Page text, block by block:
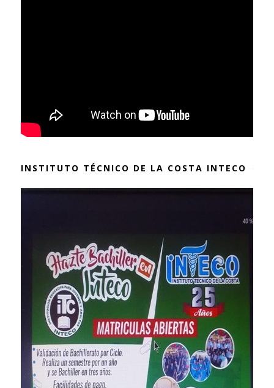
INSTITUTO TÉCNICO DE LA COSTA INTECO